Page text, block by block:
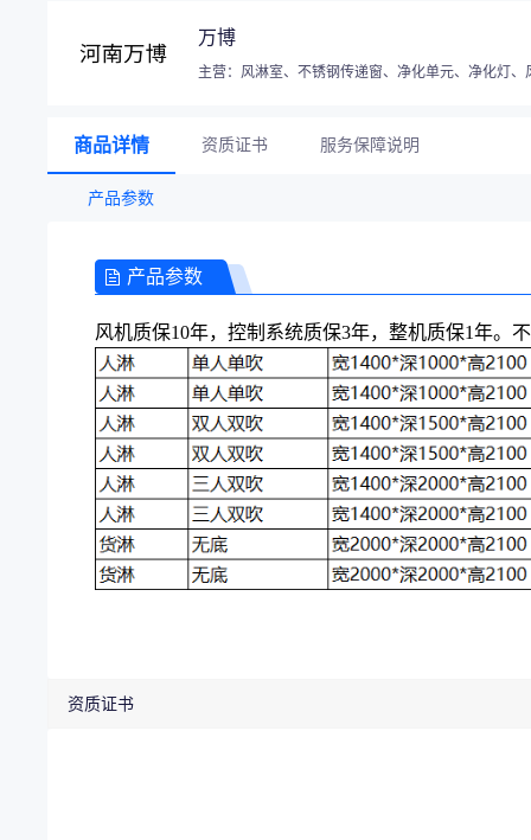
万博
主营：风淋室、不锈钢传递窗、净化单元、净化灯
商品详情 资质证书 服务保障说明
产品参数
产品参数
风机质保10年，控制系统质保3年，整机质保1年。
资质证书